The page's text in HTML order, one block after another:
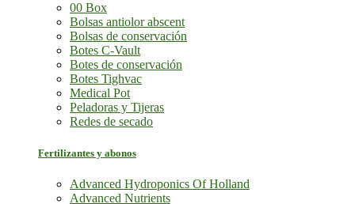
00 Box
Bolsas antiolor abscent
Bolsas de conservación
Botes C-Vault
Botes de conservación
Botes Tighvac
Medical Pot
Peladoras y Tijeras
Redes de secado
Fertilizantes y abonos
Advanced Hydroponics Of Holland
Advanced Nutrients